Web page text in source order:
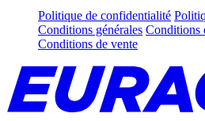
Politique de confidentialité
Conditions générales Conditions
Conditions de vente